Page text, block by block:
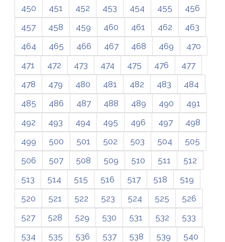
450 451 452 453 454 455
456
457
458 459 460 461 462
463
464
465 466 467 468 469
470
471
472 473 474 475 476
477
478
479 480 481 482 483
484
485
486 487 488 489 490
491
492
493 494 495 496 497
498
499
500 501 502 503 504
505
506
507 508 509 510 511
512
513
514 515 516 517 518
519
520
521 522 523 524 525
526
527
528 529 530 531 532
533
534
535 536 537 538 539
540